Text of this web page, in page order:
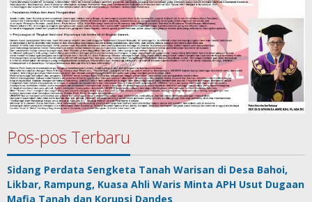
Pos-pos Terbaru
Sidang Perdata Sengketa Tanah Warisan di Desa Bahoi,
Likbar, Rampung, Kuasa Ahli Waris Minta APH Usut Dugaan
Mafia Tanah dan Korupsi Dandes